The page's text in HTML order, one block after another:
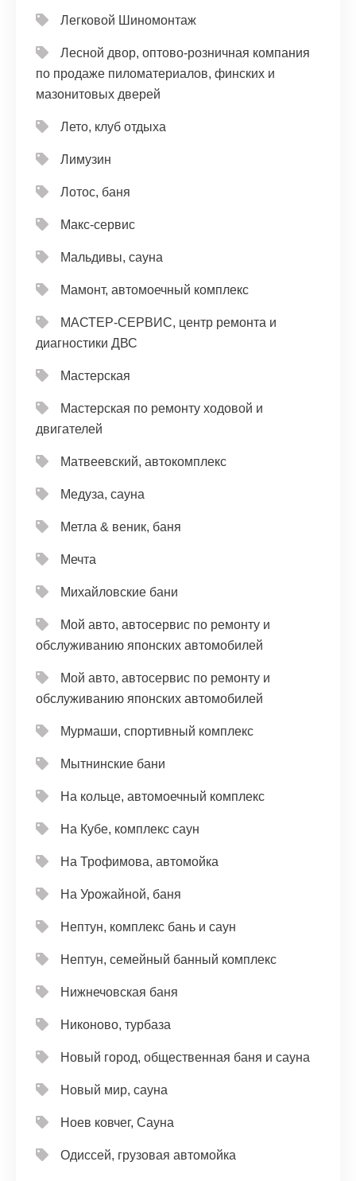
Легковой Шиномонтаж
Лесной двор, оптово-розничная компания
по продаже пиломатериалов, финских и
мазонитовых дверей
Лето, клуб отдыха
Лимузин
Лотос, баня
Макс-сервис
Мальдивы, сауна
Мамонт, автомоечный комплекс
МАСТЕР-СЕРВИС, центр ремонта и
диагностики ДВС
Мастерская
Мастерская по ремонту ходовой и
двигателей
Матвеевский, автокомплекс
Медуза, сауна
Метла & веник, баня
Мечта
Михайловские бани
Мой авто, автосервис по ремонту и
обслуживанию японских автомобилей
Мой авто, автосервис по ремонту и
обслуживанию японских автомобилей
Мурмаши, спортивный комплекс
Мытнинские бани
На кольце, автомоечный комплекс
На Кубе, комплекс саун
На Трофимова, автомойка
На Урожайной, баня
Нептун, комплекс бань и саун
Нептун, семейный банный комплекс
Нижнечовская баня
Никоново, турбаза
Новый город, общественная баня и сауна
Новый мир, сауна
Ноев ковчег, Сауна
Одиссей, грузовая автомойка